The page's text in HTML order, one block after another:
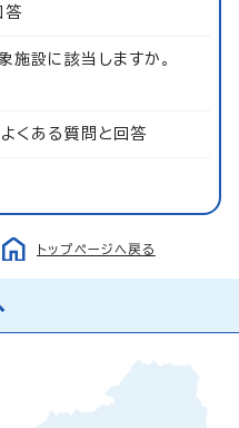
答
施設に該当しますか。
くある質問と回答
トップページへ戻る